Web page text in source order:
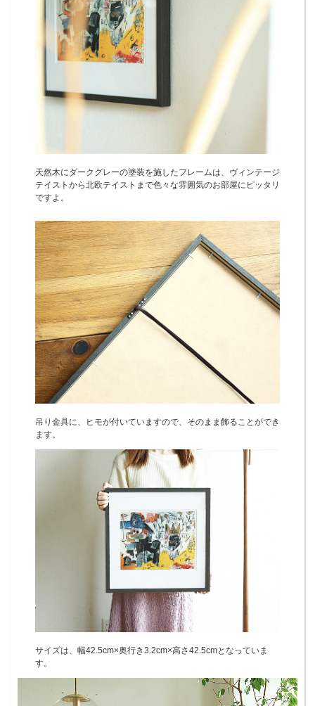
天然木にダークグレーの塗装を施したフレームは、ヴィンテージ
テイストから北欧テイストまで色々な雰囲気のお部屋にピッタリ
ですよ。
吊り金具に、ヒモが付いていますので、そのまま飾ることができ
ます。
サイズは、幅42.5cm×奥行き3.2cm×高さ42.5cmとなっていま
す。